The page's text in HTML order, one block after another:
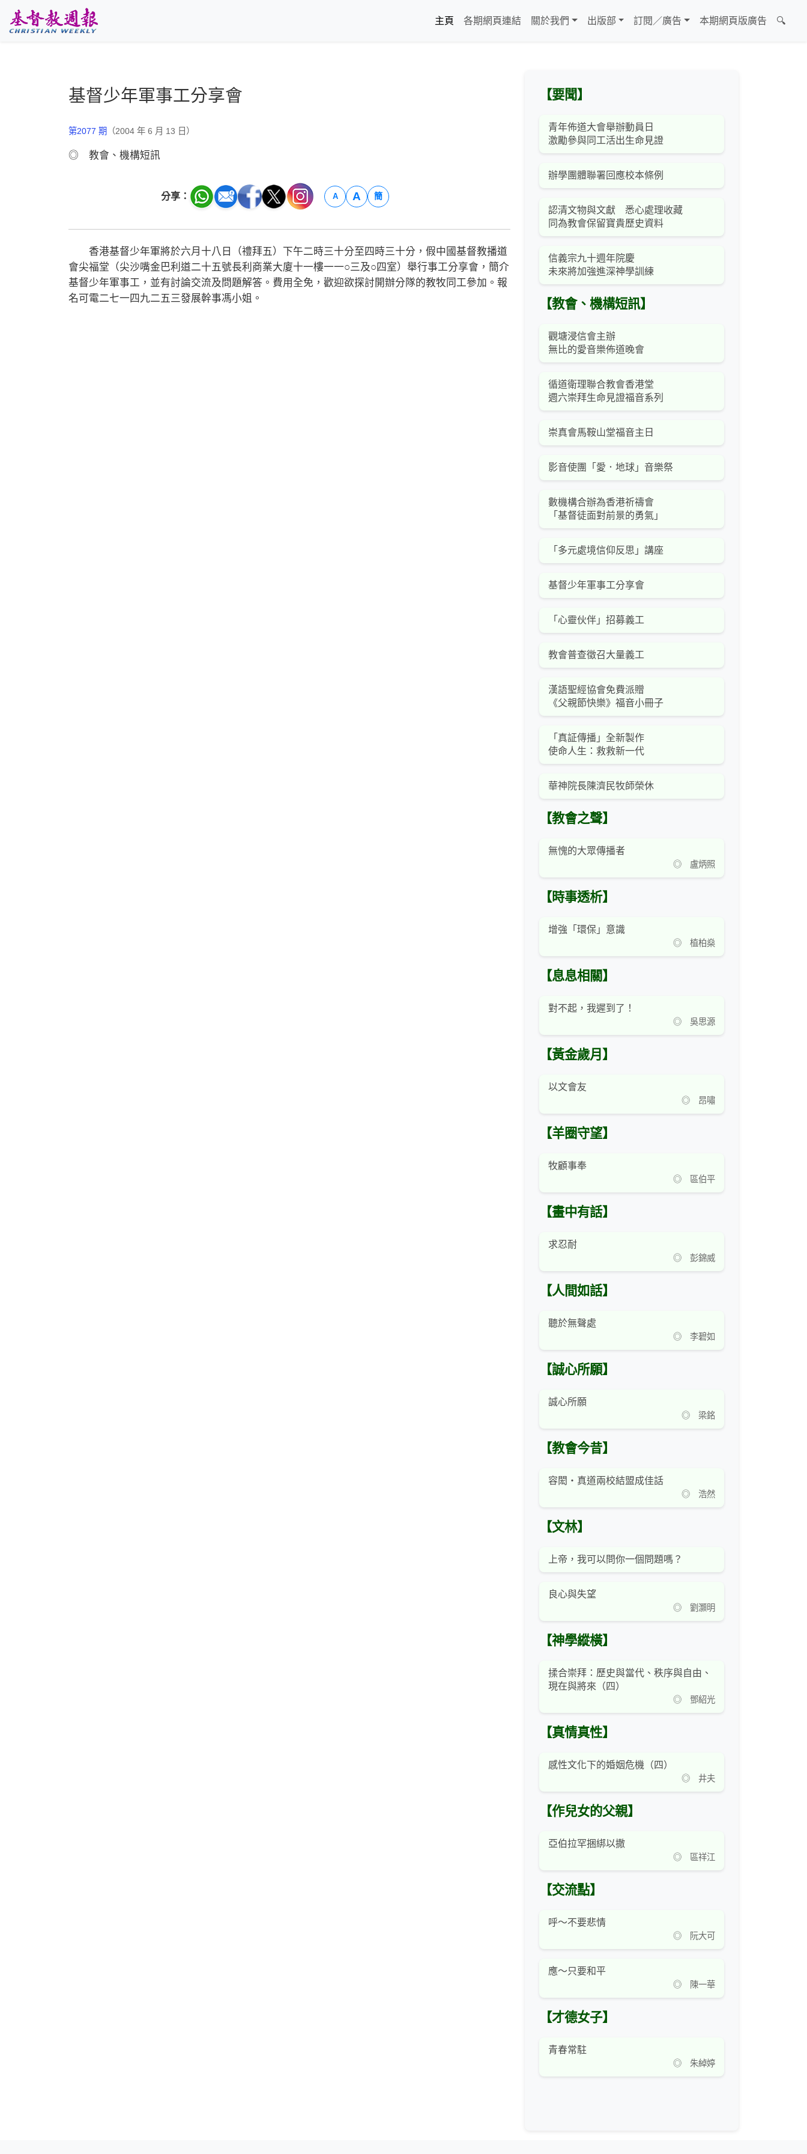
主頁
各期網頁連結 關於我們 出版部 訂閱／廣告 本期網頁版廣告 🔍
基督少年軍事工分享會
第2077 期 （2004 年 6 月 13 日）
◎ 教會、機構短訊
分享： A A 簡
香港基督少年軍將於六月十八日（禮拜五）下午二時三十分至四時三十分，假中國基督教播道
會尖福堂（尖沙嘴金巴利道二十五號長利商業大廈十一樓一一○三及○四室）舉行事工分享會，簡介
基督少年軍事工，並有討論交流及問題解答。費用全免，歡迎欲探討開辦分隊的教牧同工參加。報
名可電二七一四九二五三發展幹事馮小姐。
【要聞】
青年佈道大會舉辦動員日
激勵參與同工活出生命見證
辦學團體聯署回應校本條例
認清文物與文獻 悉心處理收藏
同為教會保留寶貴歷史資料
信義宗九十週年院慶
未來將加強進深神學訓練
【教會、機構短訊】
觀塘浸信會主辦
無比的愛音樂佈道晚會
循道衛理聯合教會香港堂
週六崇拜生命見證福音系列
崇真會馬鞍山堂福音主日
影音使團「愛．地球」音樂祭
數機構合辦為香港祈禱會
「基督徒面對前景的勇氣」
「多元處境信仰反思」講座
基督少年軍事工分享會
「心靈伙伴」招募義工
教會普查徵召大量義工
漢語聖經協會免費派贈
《父親節快樂》福音小冊子
「真証傳播」全新製作
使命人生：救救新一代
華神院長陳濟民牧師榮休
【教會之聲】
無愧的大眾傳播者
◎ 盧炳照
【時事透析】
增強「環保」意識
◎ 植柏燊
【息息相關】
對不起，我遲到了！
◎ 吳思源
【黃金歲月】
以文會友
◎ 昂嘯
【羊圈守望】
牧顧事奉
◎ 區伯平
【畫中有話】
求忍耐
◎ 彭錦威
【人間如話】
聽於無聲處
◎ 李碧如
【誠心所願】
誠心所願
◎ 梁銘
【教會今昔】
容閎‧真道兩校結盟成佳話
◎ 浩然
【文林】
上帝，我可以問你一個問題嗎？
良心與失望
◎ 劉灝明
【神學縱橫】
揉合崇拜：歷史與當代、秩序與自由、
現在與將來（四）
◎ 鄧紹光
【真情真性】
感性文化下的婚姻危機（四）
◎ 井夫
【作兒女的父親】
亞伯拉罕捆綁以撒
◎ 區祥江
【交流點】
呼～不要悲情
◎ 阮大可
應～只要和平
◎ 陳一華
【才德女子】
青春常駐
◎ 朱綽婷